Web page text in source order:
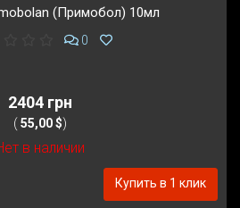
(Примобол) 10мл
0
2404 грн
( 55,00 $)
в наличии
Купить в 1 клик